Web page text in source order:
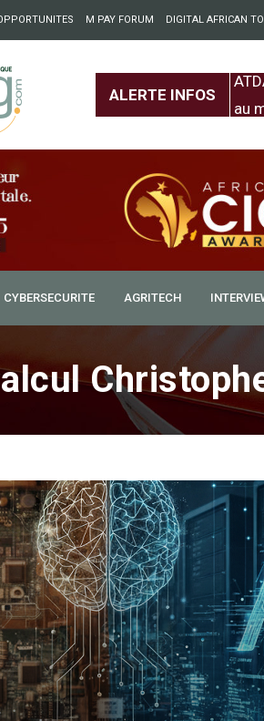
M PAY FORUM DIGITAL AFRICAN
ALERTE INFOS
des ponts entre l’Europe et
au
CYBERSECURITE AGRITECH